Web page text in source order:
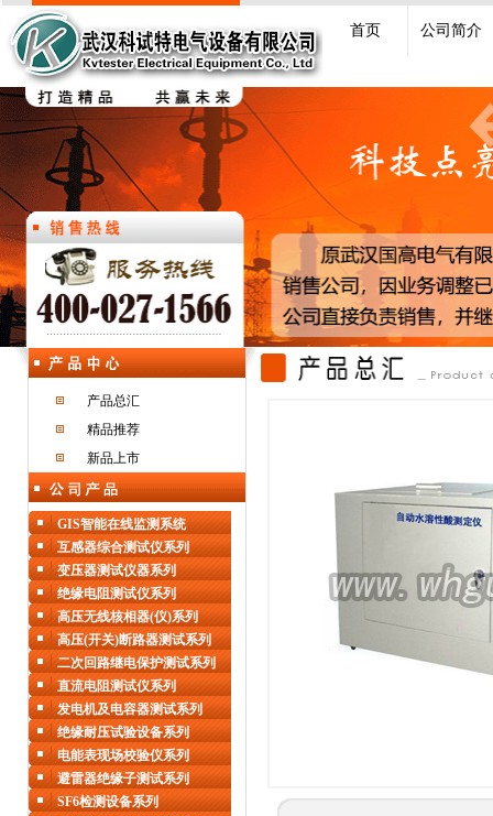
首页 公司简介
产品总汇
精品推荐
新品上市
GIS智能在线监测系统
互感器综合测试仪系列
变压器测试仪器系列
绝缘电阻测试仪系列
高压无线核相器(仪)系列
高压(开关)断路器测试系列
二次回路继电保护测试系列
直流电阻测试仪系列
发电机及电容器测试系列
绝缘耐压试验设备系列
电能表现场校验仪系列
避雷器绝缘子测试系列
SF6检测设备系列